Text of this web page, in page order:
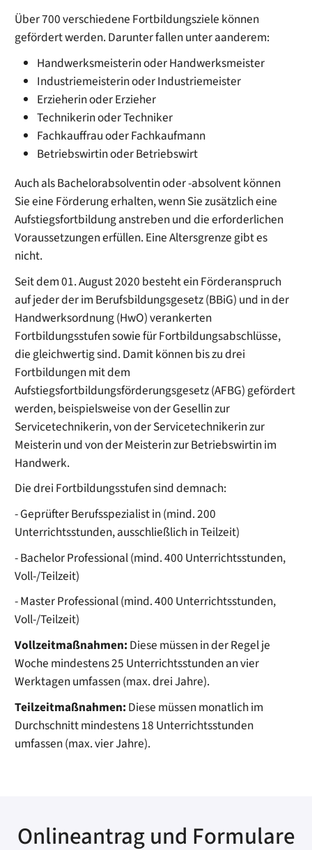
Über 700 verschiedene Fortbildungsziele können
gefördert werden. Darunter fallen unter aanderem:
Handwerksmeisterin oder Handwerksmeister
Industriemeisterin oder Industriemeister
Erzieherin oder Erzieher
Technikerin oder Techniker
Fachkauffrau oder Fachkaufmann
Betriebswirtin oder Betriebswirt
Auch als Bachelorabsolventin oder -absolvent können
Sie eine Förderung erhalten, wenn Sie zusätzlich eine
Aufstiegsfortbildung anstreben und die erforderlichen
Voraussetzungen erfüllen. Eine Altersgrenze gibt es
nicht.
Seit dem 01. August 2020 besteht ein Förderanspruch
auf jeder der im Berufsbildungsgesetz (BBiG) und in der
Handwerksordnung (HwO) verankerten
Fortbildungsstufen sowie für Fortbildungsabschlüsse,
die gleichwertig sind. Damit können bis zu drei
Fortbildungen mit dem
Aufstiegsfortbildungsförderungsgesetz (AFBG) gefördert
werden, beispielsweise von der Gesellin zur
Servicetechnikerin, von der Servicetechnikerin zur
Meisterin und von der Meisterin zur Betriebswirtin im
Handwerk.
Die drei Fortbildungsstufen sind demnach:
- Geprüfter Berufsspezialist in (mind. 200
Unterrichtsstunden, ausschließlich in Teilzeit)
- Bachelor Professional (mind. 400 Unterrichtsstunden,
Voll-/Teilzeit)
- Master Professional (mind. 400 Unterrichtsstunden,
Voll-/Teilzeit)
Vollzeitmaßnahmen: Diese müssen in der Regel je
Woche mindestens 25 Unterrichtsstunden an vier
Werktagen umfassen (max. drei Jahre).
Teilzeitmaßnahmen: Diese müssen monatlich im
Durchschnitt mindestens 18 Unterrichtsstunden
umfassen (max. vier Jahre).
Onlineantrag und Formulare